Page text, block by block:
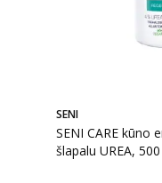
SENI
SENI CARE kūno
šlapalu UREA,